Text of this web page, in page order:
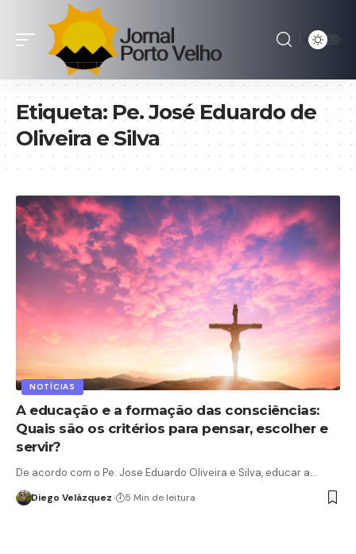
Etiqueta:Pe. José Eduardo de
Oliveira e Silva
NOTÍCIAS
A educação e a formação das consciências:
Quais são os critérios para pensar, escolher e
servir?
De acordo com o Pe. Jose Eduardo Oliveira e Silva, educar a…
Diego Velázquez 5 Min de leitura